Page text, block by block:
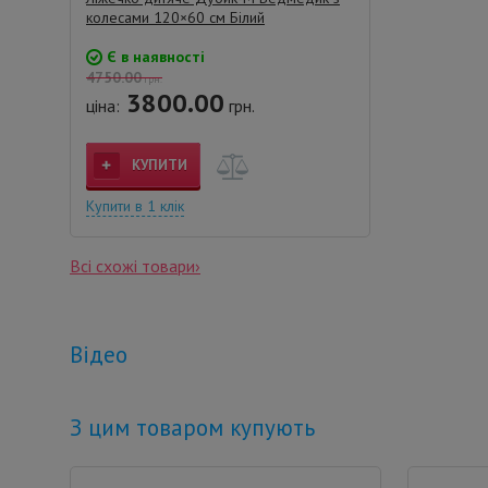
колесами 120×60 см Білий
Є в наявності
4750.00грн.
ціна: 3800.00 грн.
КУПИТИ
Купити в 1 клік
Всі схожі товари›
Відео
З цим товаром купують